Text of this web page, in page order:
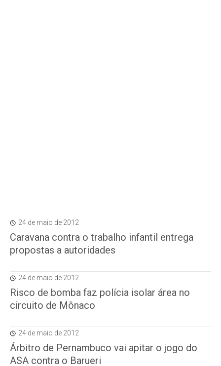
24 de maio de 2012
Caravana contra o trabalho infantil entrega
propostas a autoridades
24 de maio de 2012
Risco de bomba faz polícia isolar área no
circuito de Mônaco
24 de maio de 2012
Árbitro de Pernambuco vai apitar o jogo do
ASA contra o Barueri